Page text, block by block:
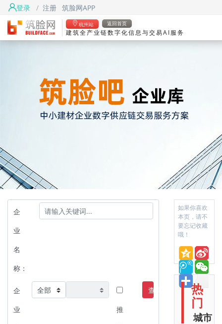
登录 / 注册 筑脸网APP
杭州站 返回首页
建筑全产业链数字化信息与交易AI服务
企
业
名
称：
企
业
推
查询
如果你喜欢
本页，请不
要忘记收藏
哦！
热
门
城市